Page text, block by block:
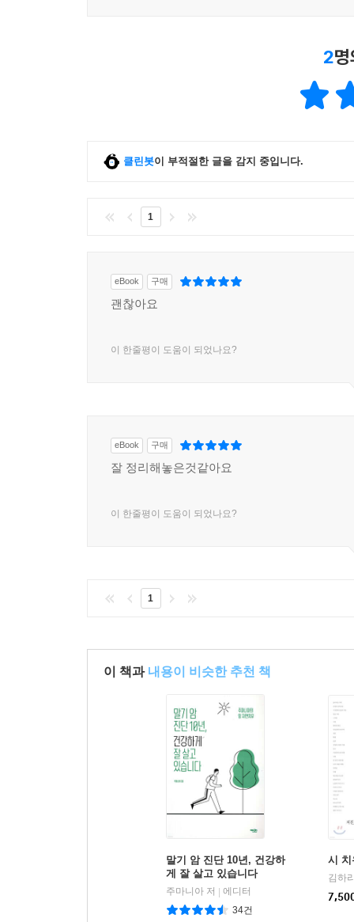
2
클린봇이 부적절한 글을 감지 중입니다.
1
eBook 구매
괜찮아요
이 한줄평이 도움이 되었나요?
eBook 구매
잘 정리해놓은것같아요
이 한줄평이 도움이 되었나요?
1
이 책과 내용이 비슷한 추천 책
말기 암 진단 10년, 건강하
게 잘 살고 있습니다
주마니아 저 | 에디터
34건
시 치
김하